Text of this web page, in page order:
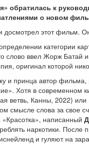
обратилась к
о новом
досмотрел этот фильм.
категории
слово ввел Жорж Батай
оригинал которой
и принца автор фильма,
Хотя в современном
ветвь, Канны, 2022)
смысле слова за свое
написанный
наркотики.
и гуляют на